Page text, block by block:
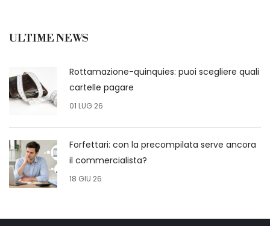
ULTIME NEWS
Rottamazione-quinquies: puoi scegliere quali
cartelle pagare
01 LUG 26
Forfettari: con la precompilata serve ancora
il commercialista?
18 GIU 26